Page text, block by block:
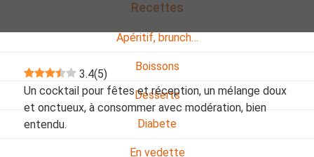
Recettes
Apéritif, brunch…
Boissons
Desserts
Diabete
En vedette
3.4(5)
Un cocktail pour fêtes et réception, un mélange doux
et onctueux, à consommer avec modération, bien
entendu.